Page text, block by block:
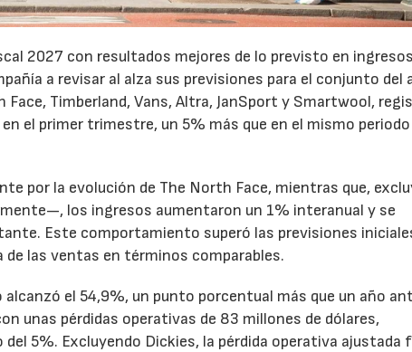
2027 con resultados mejores de lo previsto en
a revisar al alza sus previsiones para el conjunto del
Timberland, Vans, Altra, JanSport y Smartwool,
el primer trimestre, un 5% más que en el mismo
por la evolución de The North Face, mientras que,
los ingresos aumentaron un 1% interanual y se
Este comportamiento superó las previsiones
de las ventas en términos comparables.
el 54,9%, un punto porcentual más que un año
unas pérdidas operativas de 83 millones de dólares,
5%. Excluyendo Dickies, la pérdida operativa ajustada